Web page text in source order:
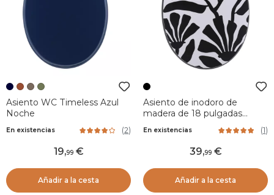
Asiento WC Timeless Azul
Noche
En existencias (2)
19,99
Añadir a la cesta
Asiento de inodoro de
madera de 18 pulgadas
En existencias (1)
39,99
Añadir a la cesta